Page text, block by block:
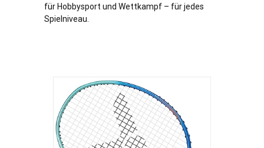
für Hobbysport und Wettkampf – für jedes
Spielniveau.